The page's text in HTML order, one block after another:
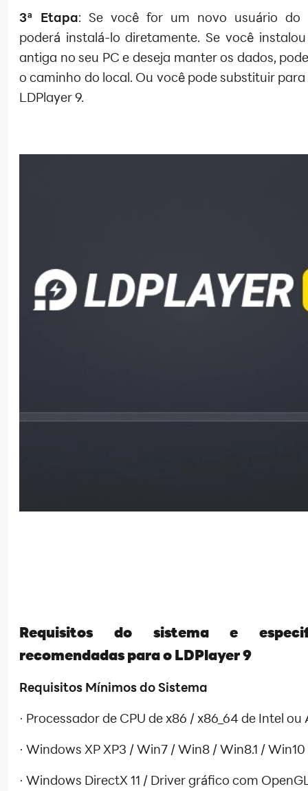
3ª Etapa: Se você for um novo usuário do
poderá instalá-lo diretamente. Se você
antiga no seu PC e deseja manter os dados,
o caminho do local. Ou você pode substituir
LDPlayer 9.
Requisitos do sistema e
recomendadas para o LDPlayer 9
Requisitos Mínimos do Sistema
· Processador de CPU de x86 / x86_64 de Intel ou
· Windows XP XP3 / Win7 / Win8 / Win8.1 / Win10
· Windows DirectX 11 / Driver gráfico com